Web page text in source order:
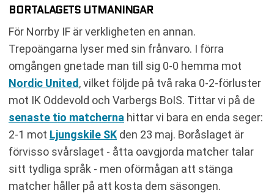
BORTALAGETS UTMANINGAR
För Norrby IF är verkligheten en annan.
Trepoängarna lyser med sin frånvaro. I förra
omgången gnetade man till sig 0-0 hemma mot
Nordic United, vilket följde på två raka 0-2-förluster
mot IK Oddevold och Varbergs BoIS. Tittar vi på de
senaste tio matcherna hittar vi bara en enda seger:
2-1 mot Ljungskile SK den 23 maj. Boråslaget är
förvisso svårslaget - åtta oavgjorda matcher talar
sitt tydliga språk - men oförmågan att stänga
matcher håller på att kosta dem säsongen.